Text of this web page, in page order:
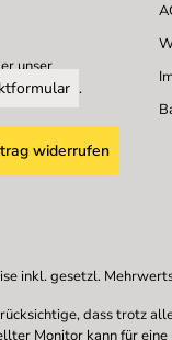
unser
.
widerrufen
inkl. gesetzl.
dass trotz
Monitor kann für